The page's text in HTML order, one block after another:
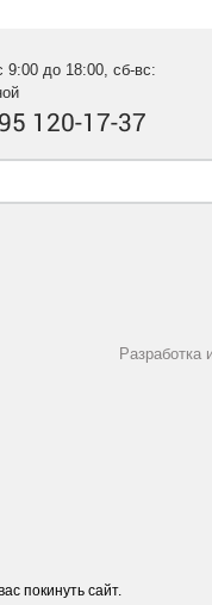
9:00 до 18:00, сб-вс:
120-17-37
Разработка
покинуть сайт.